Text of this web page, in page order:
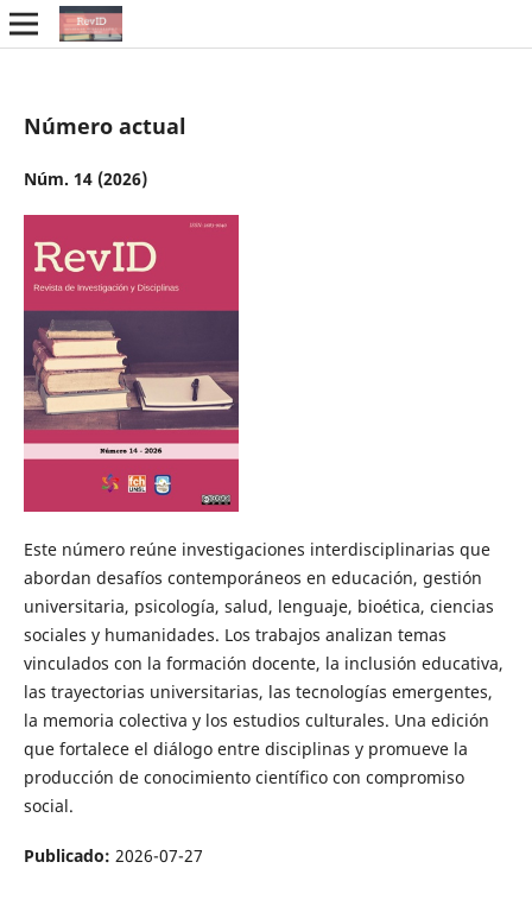
Número actual
Núm. 14 (2026)
Este número reúne investigaciones interdisciplinarias que
abordan desafíos contemporáneos en educación, gestión
universitaria, psicología, salud, lenguaje, bioética, ciencias
sociales y humanidades. Los trabajos analizan temas
vinculados con la formación docente, la inclusión educativa,
las trayectorias universitarias, las tecnologías emergentes,
la memoria colectiva y los estudios culturales. Una edición
que fortalece el diálogo entre disciplinas y promueve la
producción de conocimiento científico con compromiso
social.
Publicado: 2026-07-27